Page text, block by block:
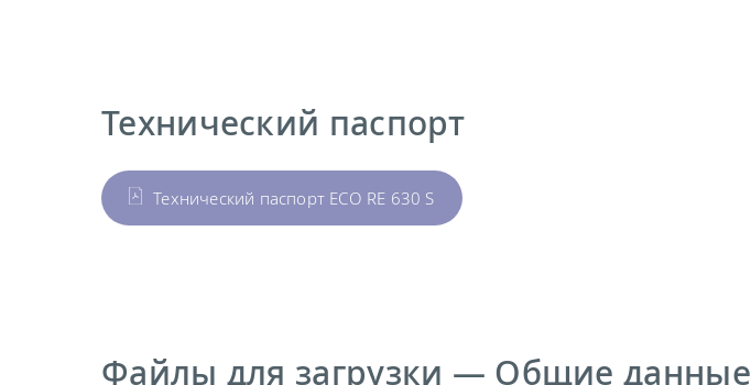
Технический паспорт
Технический паспорт ECO RE 630 S
Файлы для загрузки — Общие